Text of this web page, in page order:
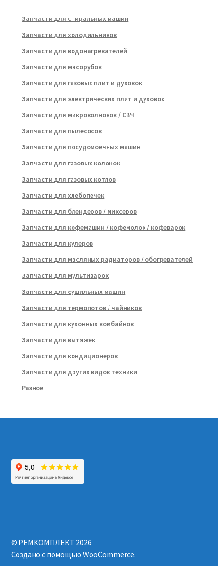
Запчасти для стиральных машин
Запчасти для холодильников
Запчасти для водонагревателей
Запчасти для мясорубок
Запчасти для газовых плит и духовок
Запчасти для электрических плит и духовок
Запчасти для микроволновок / СВЧ
Запчасти для пылесосов
Запчасти для посудомоечных машин
Запчасти для газовых колонок
Запчасти для газовых котлов
Запчасти для хлебопечек
Запчасти для блендеров / миксеров
Запчасти для кофемашин / кофемолок / кофеварок
Запчасти для кулеров
Запчасти для масляных радиаторов / обогревателей
Запчасти для мультиварок
Запчасти для сушильных машин
Запчасти для термопотов / чайников
Запчасти для кухонных комбайнов
Запчасти для вытяжек
Запчасти для кондиционеров
Запчасти для других видов техники
Разное
© РЕМКОМПЛЕКТ 2026
Создано с помощью WooCommerce.